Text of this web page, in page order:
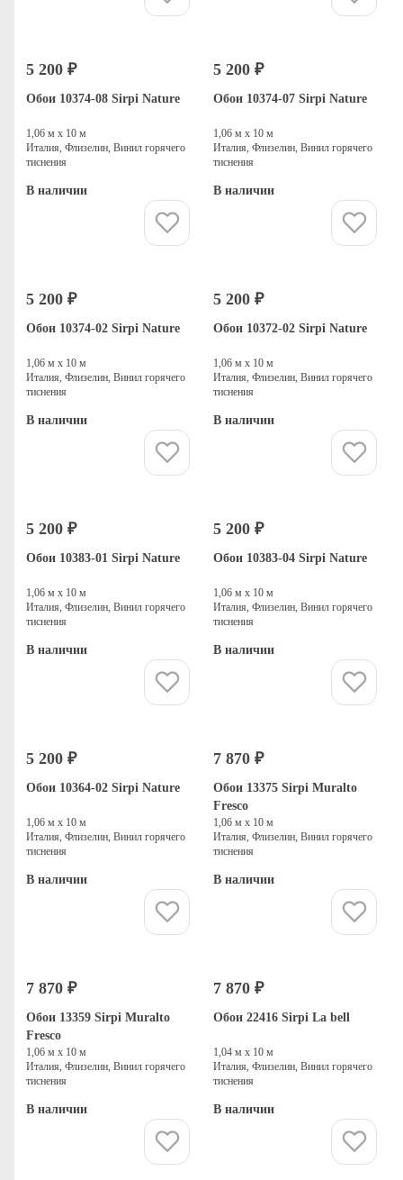
5 200 ₽
Обои 10374-08 Sirpi Nature
1,06 м х 10 м
Италия, Флизелин, Винил горячего
тиснения
В наличии
5 200 ₽
Обои 10374-07 Sirpi Nature
1,06 м х 10 м
Италия, Флизелин, Винил горячего
тиснения
В наличии
5 200 ₽
Обои 10374-02 Sirpi Nature
1,06 м х 10 м
Италия, Флизелин, Винил горячего
тиснения
В наличии
5 200 ₽
Обои 10372-02 Sirpi Nature
1,06 м х 10 м
Италия, Флизелин, Винил горячего
тиснения
В наличии
5 200 ₽
Обои 10383-01 Sirpi Nature
1,06 м х 10 м
Италия, Флизелин, Винил горячего
тиснения
В наличии
5 200 ₽
Обои 10383-04 Sirpi Nature
1,06 м х 10 м
Италия, Флизелин, Винил горячего
тиснения
В наличии
5 200 ₽
Обои 10364-02 Sirpi Nature
1,06 м х 10 м
Италия, Флизелин, Винил горячего
тиснения
В наличии
7 870 ₽
Обои 13375 Sirpi Muralto
Fresco
1,06 м х 10 м
Италия, Флизелин, Винил горячего
тиснения
В наличии
7 870 ₽
Обои 13359 Sirpi Muralto
Fresco
1,06 м х 10 м
Италия, Флизелин, Винил горячего
тиснения
В наличии
7 870 ₽
Обои 22416 Sirpi La bell
1,04 м х 10 м
Италия, Флизелин, Винил горячего
тиснения
В наличии